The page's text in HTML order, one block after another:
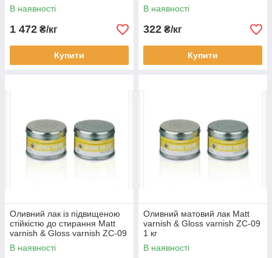
В наявності
1 472 ₴/кг
Купити
В наявності
322 ₴/кг
Купити
Оливний лак із підвищеною
стійкістю до стирання Matt
varnish & Gloss varnish ZC-09
1 кг
В наявності
Оливний матовий лак Matt
varnish & Gloss varnish ZC-09
1 кг
В наявності